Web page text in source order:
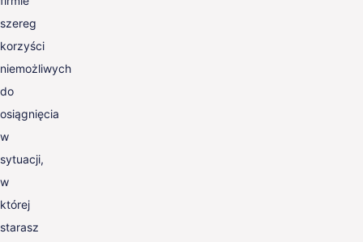
szereg
korzyści
niemożliwych
do
osiągnięcia
w
sytuacji,
w
której
starasz